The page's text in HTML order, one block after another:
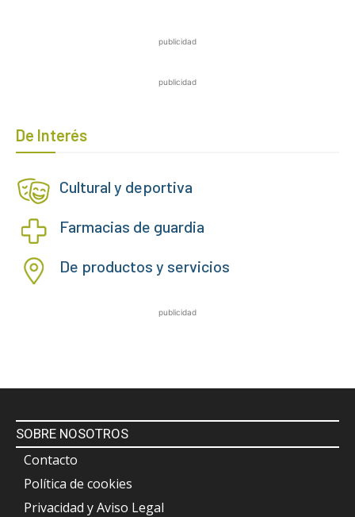
publicidad
publicidad
De Interés
Cultural y deportiva
Farmacias de guardia
De productos y servicios
publicidad
SOBRE NOSOTROS
Contacto
Política de cookies
Privacidad y Aviso Legal